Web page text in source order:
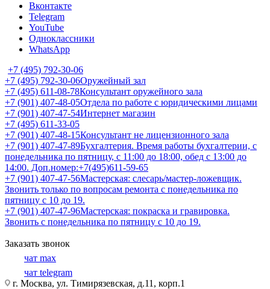
Вконтакте
Telegram
YouTube
Одноклассники
WhatsApp
+7 (495) 792-30-06
+7 (495) 792-30-06Оружейный зал
+7 (495) 611-08-78Консультант оружейного зала
+7 (901) 407-48-05Отдела по работе с юридическими лицами
+7 (901) 407-47-54Интернет магазин
+7 (495) 611-33-05
+7 (901) 407-48-15Консультант не лицензионного зала
+7 (901) 407-47-89Бухгалтерия. Время работы бухгалтерии, с
понедельника по пятницу, с 11:00 до 18:00, обед с 13:00 до
14:00. Доп.номер:+7(495)611-59-65
+7 (901) 407-47-56Мастерская: слесарь/мастер-ложевщик.
Звонить только по вопросам ремонта с понедельника по
пятницу с 10 до 19.
+7 (901) 407-47-96Мастерская: покраска и гравировка.
Звонить с понедельника по пятницу с 10 до 19.
Заказать звонок
чат max
чат telegram
г. Москва, ул. Тимирязевская, д.11, корп.1